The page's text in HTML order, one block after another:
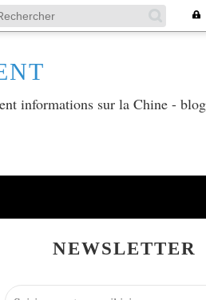
informations sur la Chine -
NEWSLETTER